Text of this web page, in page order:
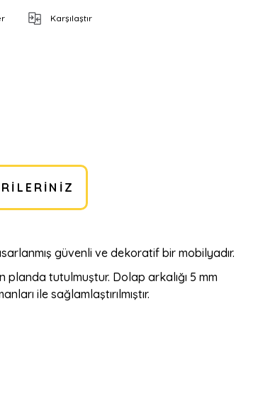
Karşılaştır
güvenli ve dekoratif bir mobilyadır.
tutulmuştur. Dolap arkalığı 5 mm
ile sağlamlaştırılmıştır.